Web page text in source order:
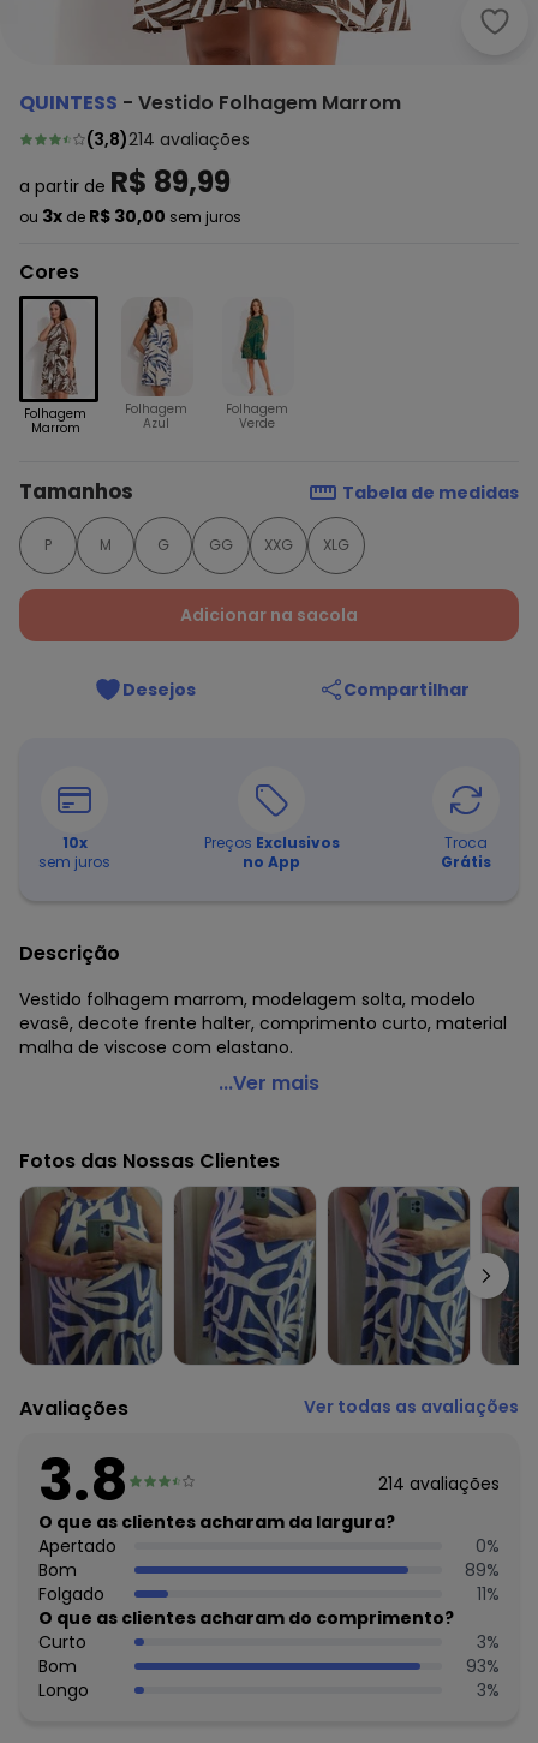
QUINTESS - Vestido Folhagem Marrom
(3,8)214 avaliações
a partir de R$ 89,99
ou 3x de R$ 30,00 sem juros
Cores
Folhagem
Marrom
Folhagem
Azul
Folhagem
Verde
Tamanhos Tabela de medidas
P M G GG XXG XLG
Adicionar na sacola
Desejos Compartilhar
10x
sem juros
Preços Exclusivos
no App
Troca
Grátis
Descrição
Vestido folhagem marrom, modelagem solta, modelo
evasê, decote frente halter, comprimento curto, material
malha de viscose com elastano.
Quintess - Vestido Folhagem Marrom
Modelo: Evasê
Comprimento: Curto
Decote frente: Halter
Tecido: Malha de viscose com elastano 190g 96% viscose,
4% elastano meia malha
...Ver mais
Fotos das Nossas Clientes
Avaliações Ver todas as avaliações
3.8 214 avaliações
O que as clientes acharam da largura?
Apertado
0%
Bom
89%
Folgado
11%
O que as clientes acharam do comprimento?
Curto
3%
Bom
93%
Longo
3%